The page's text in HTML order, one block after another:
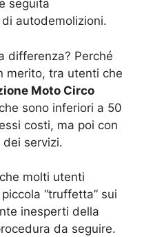
seguita
autodemolizioni.
differenza? Perché
merito, tra utenti che
Moto Circo
sono inferiori a 50
costi, ma poi con
servizi.
molti utenti
“truffetta” sui
inesperti della
da seguire.